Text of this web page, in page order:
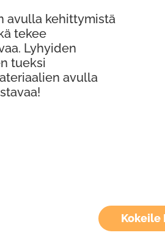
Kokeile
avulla kehittymistä
tekee
Lyhyiden
tueksi
avulla